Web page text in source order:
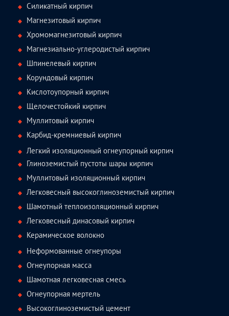
Силикатный кирпич
Магнезитовый кирпич
Хромомагнезитовый кирпич
Магнезиально-углеродистый кирпич
Шпинелевый кирпич
Корундовый кирпич
Кислотоупорный кирпич
Щелочестойкий кирпич
Муллитовый кирпич
Карбид-кремниевый кирпич
Легкий изоляционный огнеупорный кирпич
Глиноземистый пустоты шары кирпич
Муллитовый изоляционный кирпич
Легковесный высокоглиноземистый кирпич
Шамотный теплоизоляционный кирпич
Легковесный динасовый кирпич
Керамическое волокно
Неформованные огнеупоры
Огнеупорная масса
Шамотная легковесная смесь
Огнеупорная мертель
Высокоглиноземистый цемент